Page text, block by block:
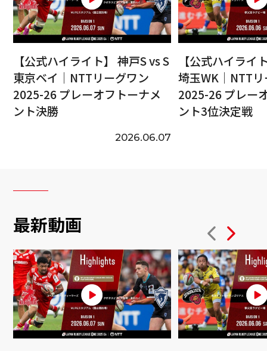
【公式ハイライト】 神戸S vs S
東京ベイ｜NTTリーグワン
2025-26 プレーオフトーナメ
ント決勝
2026.06.07
【公式ハイライ
埼玉WK｜NTT
2025-26 プレー
ント3位決定戦
最新動画